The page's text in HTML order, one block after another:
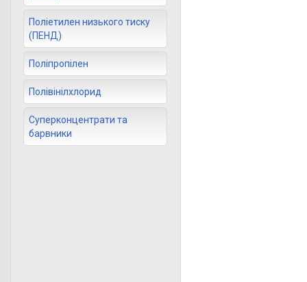
Поліетилен низького тиску
(ПЕНД)
Поліпропілен
Полівінілхлорид
Суперконцентрати та
барвники